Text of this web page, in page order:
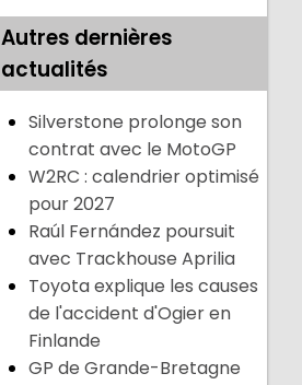
Autres dernières
actualités
Silverstone prolonge son
contrat avec le MotoGP
W2RC : calendrier optimisé
pour 2027
Raúl Fernández poursuit
avec Trackhouse Aprilia
Toyota explique les causes
de l'accident d'Ogier en
Finlande
GP de Grande-Bretagne